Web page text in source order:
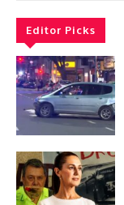
Editor Picks